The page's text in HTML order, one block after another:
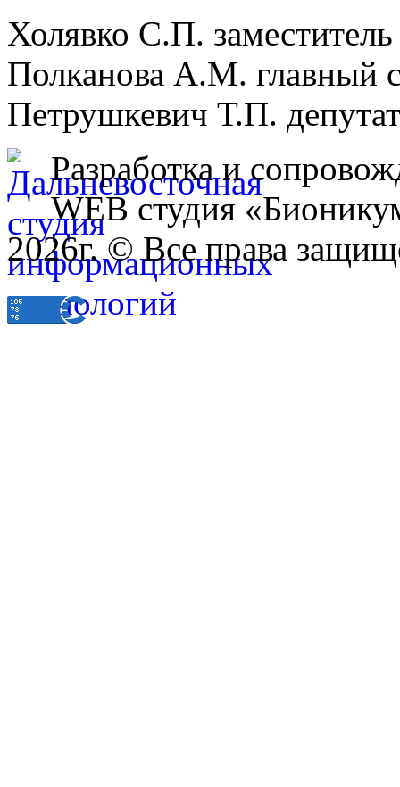
Холявко С.П.
Полканова А.М. главный
Петрушкевич Т.П.
Разработка и
WEB студия
2026г. © Все права